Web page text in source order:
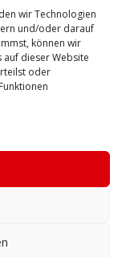
wir Technologien
und/oder darauf
können wir
auf dieser Website
oder